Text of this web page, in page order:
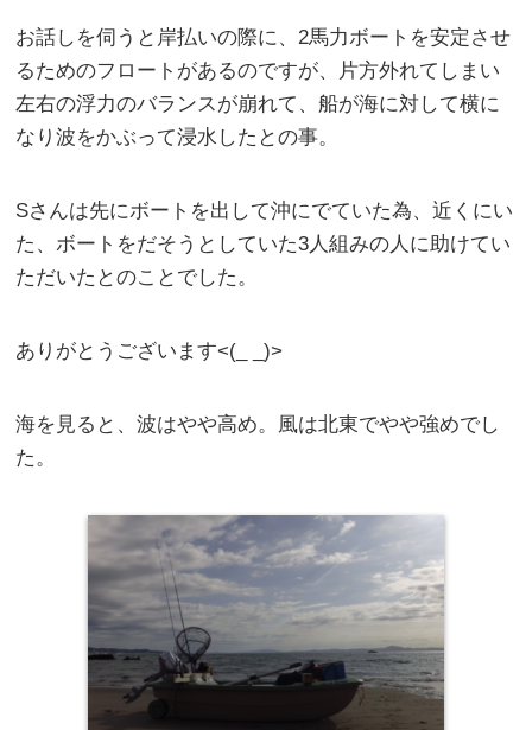
お話しを伺うと岸払いの際に、2馬力ボートを安定させ
るためのフロートがあるのですが、片方外れてしまい
左右の浮力のバランスが崩れて、船が海に対して横に
なり波をかぶって浸水したとの事。
Sさんは先にボートを出して沖にでていた為、近くにい
た、ボートをだそうとしていた3人組みの人に助けてい
ただいたとのことでした。
ありがとうございます<(_ _)>
海を見ると、波はやや高め。風は北東でやや強めでし
た。